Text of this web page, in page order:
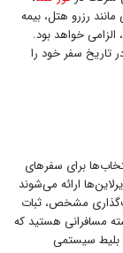
رزرو هتل، بیمه
خواهد بود.
تاریخ سفر خود را
برای سفرهای
ارائه می‌شوند
مشخص، ثبات
مسافرانی هستید که
بلیط سیستمی